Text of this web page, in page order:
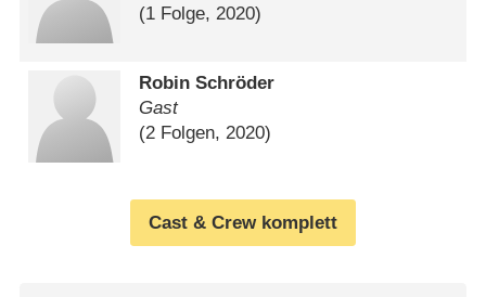
(1 Folge, 2020)
Robin Schröder
Gast
(2 Folgen, 2020)
Cast & Crew komplett